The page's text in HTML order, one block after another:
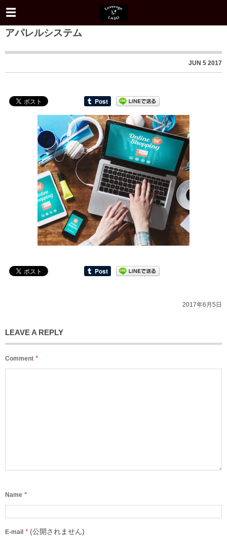
アパレルシステム
JUN 5 2017
2017年6月5日
LEAVE A REPLY
Comment *
Name *
E-mail * (公開されません)